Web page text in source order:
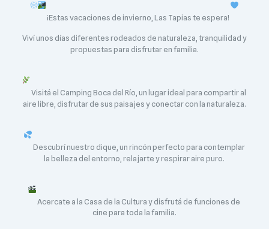
¡Estas vacaciones de invierno, Las Tapias te espera!
Viví unos días diferentes rodeados de naturaleza, tranquilidad y
propuestas para disfrutar en familia.
Visitá el Camping Boca del Río, un lugar ideal para compartir al
aire libre, disfrutar de sus paisajes y conectar con la naturaleza.
Descubrí nuestro dique, un rincón perfecto para contemplar
la belleza del entorno, relajarte y respirar aire puro.
Acercate a la Casa de la Cultura y disfrutá de funciones de
cine para toda la familia.